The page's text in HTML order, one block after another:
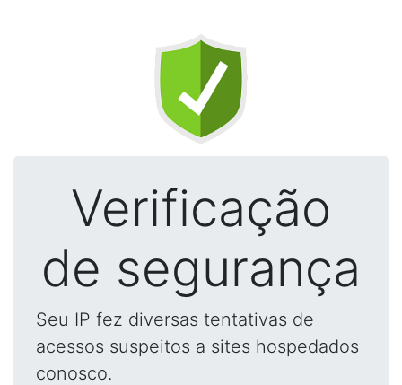
Verificação
de segurança
Seu IP fez diversas tentativas de
acessos suspeitos a sites hospedados
conosco.